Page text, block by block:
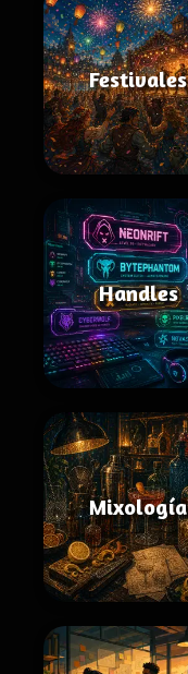
Festivales
Handles
Mixología